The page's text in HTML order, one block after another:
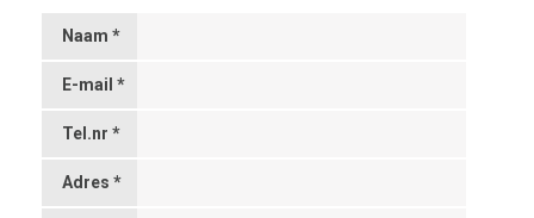
Naam *
E-mail *
Tel.nr *
Adres *